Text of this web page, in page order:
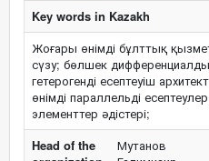
Key words in Kazakh
Жоғары өнімді бұлттық
сүзу; бөлшек
гетерогенді есептеуіш
өнімді параллельді
элементтер әдістері;
Head of the
Мутанов